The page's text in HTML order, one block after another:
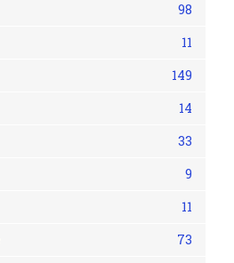
98
11
149
14
33
9
11
73